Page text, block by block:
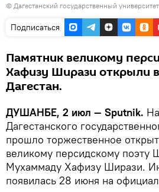
© Дагестанский государственный университет
Подписаться
Памятник великому
Хафизу Ширази открыли
Дагестан.
ДУШАНБЕ, 2 июл — Sputnik.
Дагестанского
прошло торжественное
великому персидскому поэту
Мухаммаду Хафизу Ширази.
появилась 28 июня на